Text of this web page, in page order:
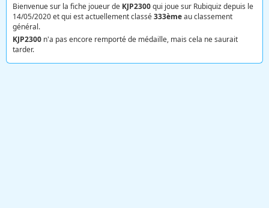
Bienvenue sur la fiche joueur de KJP2300qui joue sur Rubiquiz depuis le
14/05/2020 et qui est actuellement classé333èmeau classement
général.
KJP2300 n'a pas encore remporté de médaille, mais cela ne saurait
tarder.